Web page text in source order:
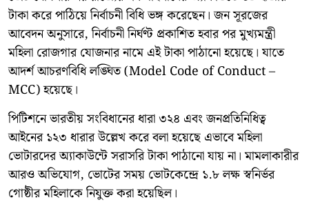
টাকা করে পাঠিয়ে নির্বাচনী বিধি ভঙ্গ করেছেন। জন সূরজের
আবেদন অনুসারে, নির্বাচনী নির্ঘণ্ট প্রকাশিত হবার পর মুখ্যমন্ত্রী
মহিলা রোজগার যোজনার নামে এই টাকা পাঠানো হয়েছে। যাতে
আদর্শ আচরণবিধি লঙ্ঘিত (Model Code of Conduct –
MCC) হয়েছে।
পিটিশনে ভারতীয় সংবিধানের ধারা ৩২৪ এবং জনপ্রতিনিধিত্ব
আইনের ১২৩ ধারার উল্লেখ করে বলা হয়েছে এভাবে মহিলা
ভোটারদের অ্যাকাউন্টে সরাসরি টাকা পাঠানো যায় না। মামলাকারীর
আরও অভিযোগ, ভোটের সময় ভোটকেন্দ্রে ১.৮ লক্ষ স্বনির্ভর
গোষ্ঠীর মহিলাকে নিযুক্ত করা হয়েছিল।